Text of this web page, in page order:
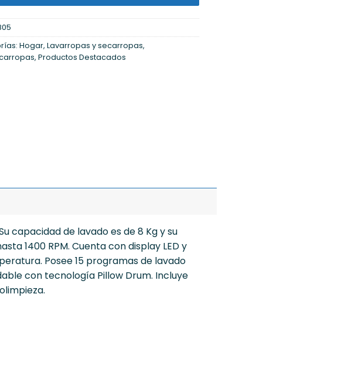
Hogar, Lavarropas y secarropas,
, Productos Destacados
capacidad de lavado es de 8 Kg y su
1400 RPM. Cuenta con display LED y
Posee 15 programas de lavado
con tecnología Pillow Drum. Incluye